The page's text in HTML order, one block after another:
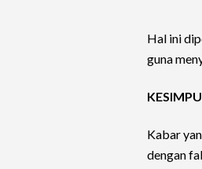
Hal ini
guna
Kabar
dengan